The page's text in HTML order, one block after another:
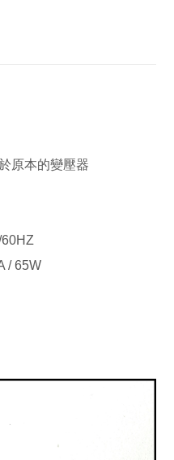
範
原本的變壓器
/ 65W